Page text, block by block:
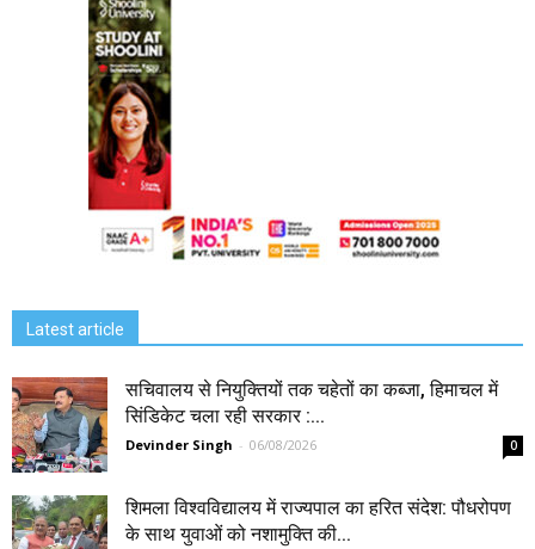
Latest article
सचिवालय से नियुक्तियों तक चहेतों का कब्जा, हिमाचल में
सिंडिकेट चला रही सरकार :...
Devinder Singh - 06/08/2026 0
शिमला विश्वविद्यालय में राज्यपाल का हरित संदेश: पौधरोपण
के साथ युवाओं को नशामुक्ति की...